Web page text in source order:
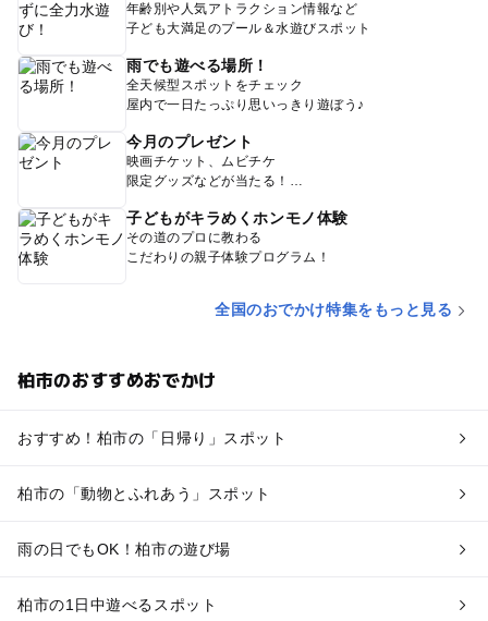
年齢別や人気アトラクション情報など
子ども大満足のプール＆水遊びスポット
雨でも遊べる場所！
全天候型スポットをチェック
屋内で一日たっぷり思いっきり遊ぼう♪
今月のプレゼント
映画チケット、ムビチケ
限定グッズなどが当たる！
子どもがキラめくホンモノ体験
その道のプロに教わる
こだわりの親子体験プログラム！
全国のおでかけ特集をもっと見る
柏市のおすすめおでかけ
おすすめ！柏市の「日帰り」スポット
柏市の「動物とふれあう」スポット
雨の日でもOK！柏市の遊び場
柏市の1日中遊べるスポット